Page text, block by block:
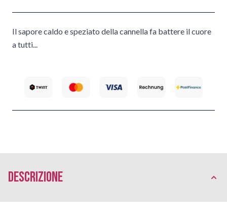
Il sapore caldo e speziato della cannella fa battere il cuore
a tutti...
Descrizione